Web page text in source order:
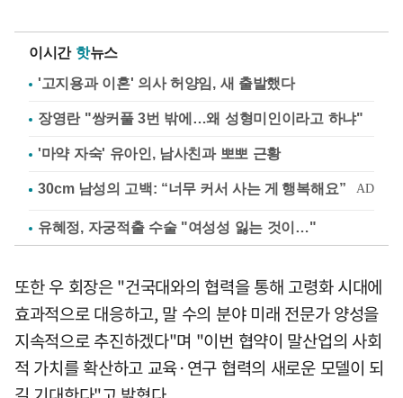
이시간 핫뉴스
'고지용과 이혼' 의사 허양임, 새 출발했다
장영란 "쌍커풀 3번 밖에…왜 성형미인이라고 하냐"
'마약 자숙' 유아인, 남사친과 뽀뽀 근황
유혜정, 자궁적출 수술 "여성성 잃는 것이…"
또한 우 회장은 "건국대와의 협력을 통해 고령화 시대에
효과적으로 대응하고, 말 수의 분야 미래 전문가 양성을
지속적으로 추진하겠다"며 "이번 협약이 말산업의 사회
적 가치를 확산하고 교육·연구 협력의 새로운 모델이 되